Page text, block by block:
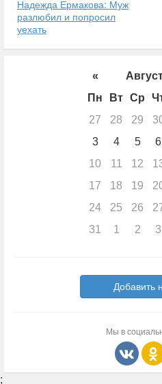
Надежда Ермакова: Муж
разлюбил и попросил
уехать
«
Пн
Вт Ср
27
28 29
3
4 5 6
10
11 12
17
18 19
24
25 26
31
1 2 3
Добавить
Мы в
;